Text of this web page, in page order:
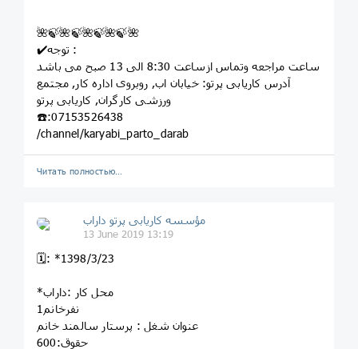
🌺🍃🌺🍃🌺🍃🌺🍃🌺
✔️توجه :
ساعت مراجعه وتماس ازساعت 8:30 الی 13 صبح می باشد
آدرس کاریابی پرتو: خيابان اب, روبروى اداره کار, مجتمع
ورزشى کارگران, کاريابى پرتو
☎️:07153526438
/channel/karyabi_parto_darab
Читать полностью…
مؤسسه کاريابى پرتو داراب
13 June 2019 13:19
🗓: *1398/3/23
*محل کار :داراب
1نفرخانم
عنوان شغل : پرستار سالمند خانم
حقوق:600